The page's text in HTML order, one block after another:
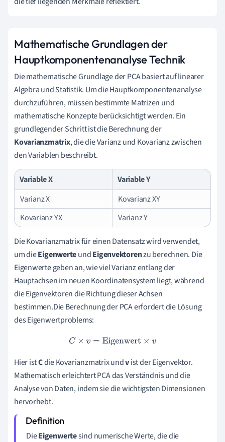
Mathematische Grundlagen der
Hauptkomponentenanalyse Technik
Die mathematische Grundlage der PCA basiert auf linearer
Algebra und Statistik. Um die Hauptkomponentenanalyse
durchzuführen, müssen bestimmte Matrizen und
mathematische Konzepte berücksichtigt werden. Ein
grundlegender Schritt ist die Berechnung der
Kovarianzmatrix, die die Varianz und Kovarianz zwischen
den Variablen beschreibt.
Variable X
Variable Y
Varianz X
Kovarianz XY
Kovarianz YX
Varianz Y
Die Kovarianzmatrix für einen Datensatz wird verwendet,
um dieEigenwerteundEigenvektorenzu berechnen. Die
Eigenwerte geben an, wie viel Varianz entlang der
Hauptachsen im neuen Koordinatensystem liegt, während
die Eigenvektoren die Richtung dieser Achsen
bestimmen.Die Berechnung der PCA erfordert die Lösung
des Eigenwertproblems:
C× v= Eigenwert×v
Hier istCdie Kovarianzmatrix undvist der Eigenvektor.
Mathematisch erleichtert PCA das Verständnis und die
Analyse von Daten, indem sie die wichtigsten Dimensionen
hervorhebt.
DieEigenwertesind numerische Werte, die die